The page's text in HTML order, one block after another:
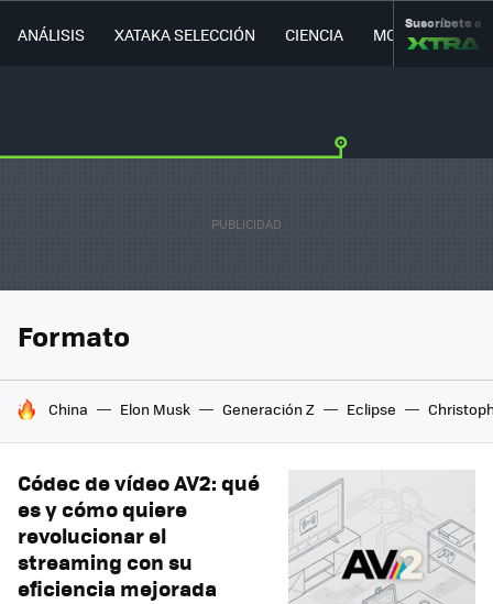
ANÁLISIS XATAKA SELECCIÓN CIENCIA MOVILIDAD
Suscríbete a
Formato
HOY SE HABLA DE
China Elon Musk Generación Z Eclipse
Códec de vídeo AV2: qué
es y cómo quiere
revolucionar el
streaming con su
eficiencia mejorada